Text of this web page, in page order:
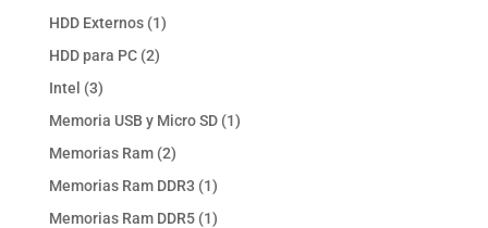
HDD Externos 11
HDD para PC 22
Intel 33
productos
Memoria USB y Micro SD 11
Memorias Ram 22
productos
Memorias Ram DDR3 11
producto
Memorias Ram DDR5 11